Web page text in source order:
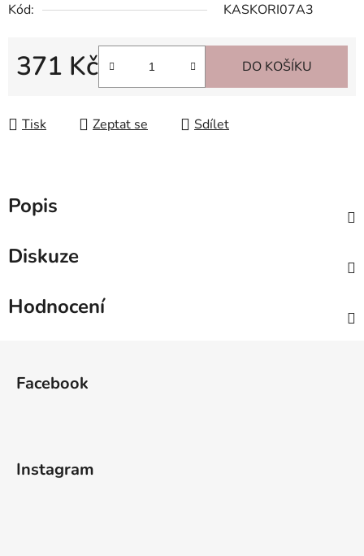
Kód:
KASKORI07A3
371 Kč DO KOŠÍKU
Tisk Zeptat se Sdílet
Popis
Diskuze
Hodnocení
Facebook
Instagram